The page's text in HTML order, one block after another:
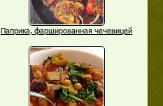
Паприка, фаршированная чечевицей